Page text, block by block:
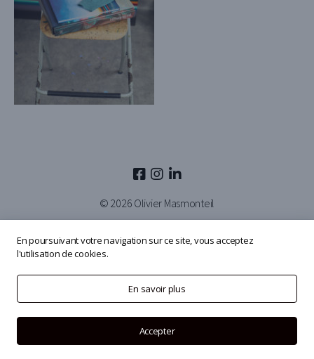
© 2026 Olivier Masmonteil
En poursuivant votre navigation sur ce site, vous acceptez
l'utilisation de cookies.
En savoir plus
Accepter